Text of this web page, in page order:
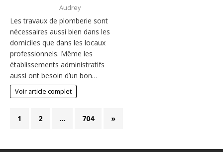
Audrey
Les travaux de plomberie sont
nécessaires aussi bien dans les
domiciles que dans les locaux
professionnels. Même les
établissements administratifs
aussi ont besoin d’un bon…
Voir article complet
1 2 … 704 »